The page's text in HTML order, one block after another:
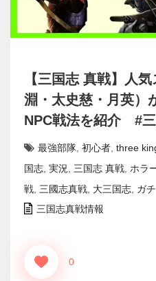
【三国志 真戦】人
淵・太史慈・月英）
NPC戦法を紹介 #
最強部隊 初心者 three
国志 実況 三国志 真戦 ホラ
戦 三國志真戦 大三国志 ガ
三国志真戦情報
0